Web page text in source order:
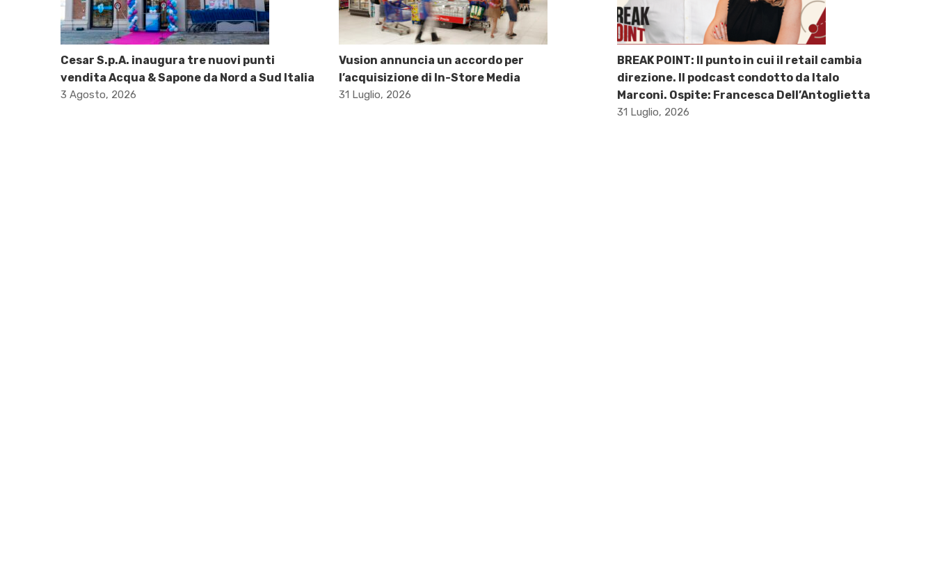
Cesar S.p.A. inaugura tre nuovi punti
vendita Acqua & Sapone da Nord a Sud Italia
3 Agosto, 2026
Vusion annuncia un accordo per
l’acquisizione di In-Store Media
31 Luglio, 2026
BREAK POINT: Il punto in cui il retail cambia
direzione. Il podcast condotto da Italo
Marconi. Ospite: Francesca Dell’Antoglietta
31 Luglio, 2026